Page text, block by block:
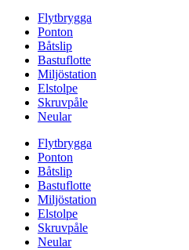
Flytbrygga
Ponton
Båtslip
Bastuflotte
Miljöstation
Elstolpe
Skruvpåle
Neular
Flytbrygga
Ponton
Båtslip
Bastuflotte
Miljöstation
Elstolpe
Skruvpåle
Neular